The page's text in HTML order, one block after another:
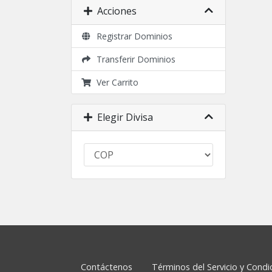
Acciones
Registrar Dominios
Transferir Dominios
Ver Carrito
Elegir Divisa
Contáctenos Términos del Servicio y